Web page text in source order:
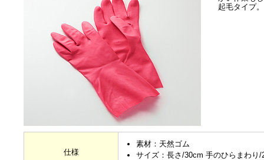
起毛タイプ。
仕様
素材：天然ゴム
サイズ：長さ/30cm 手のひらまわり